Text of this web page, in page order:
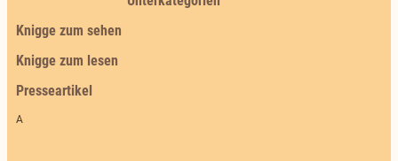
Knigge zum sehen
Knigge zum lesen
Presseartikel
A